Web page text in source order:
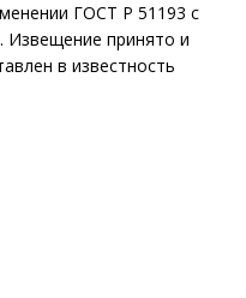
ГОСТ Р 51193 с
Извещение принято и
в известность